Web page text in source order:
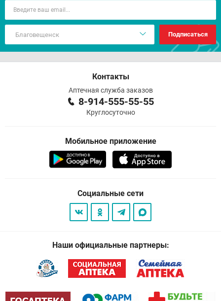
Подписаться
Контакты
Аптечная служба заказов
8-914-555-55-55
Круглосуточно
Мобильное приложение
Социальные сети
Наши официальные партнеры: